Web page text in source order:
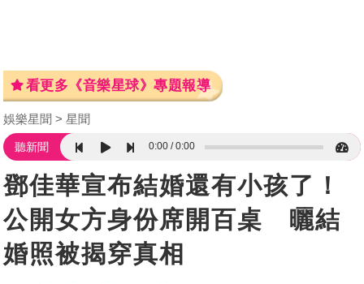
看更多《音樂星球》專題報導
娛樂星聞 星聞
聽新聞 0:00 0:00
鄧佳華宣布結婚還有小孩了！
公開女方身份席開百桌 曬結
婚照被揭穿真相